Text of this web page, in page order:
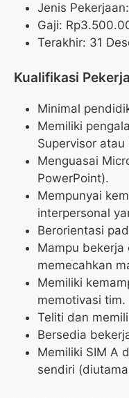
Jenis
Gaji: Rp
Terakhir: 31
Kualifikasi Pekerja
Minimal
Memiliki
Supervisor
Menguasai
PowerPoint).
Mempunyai
interpersonal
Berorientasi
Mampu
memecahkan
Memiliki
memotivasi tim.
Teliti dan
Bersedia
Memiliki SIM A
sendiri